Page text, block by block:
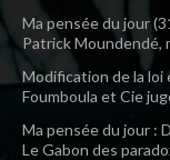
Ma pensée du jour
Patrick Moundendé,
Modification de la
Foumboula et Cie
Ma pensée du jour :
Le Gabon des